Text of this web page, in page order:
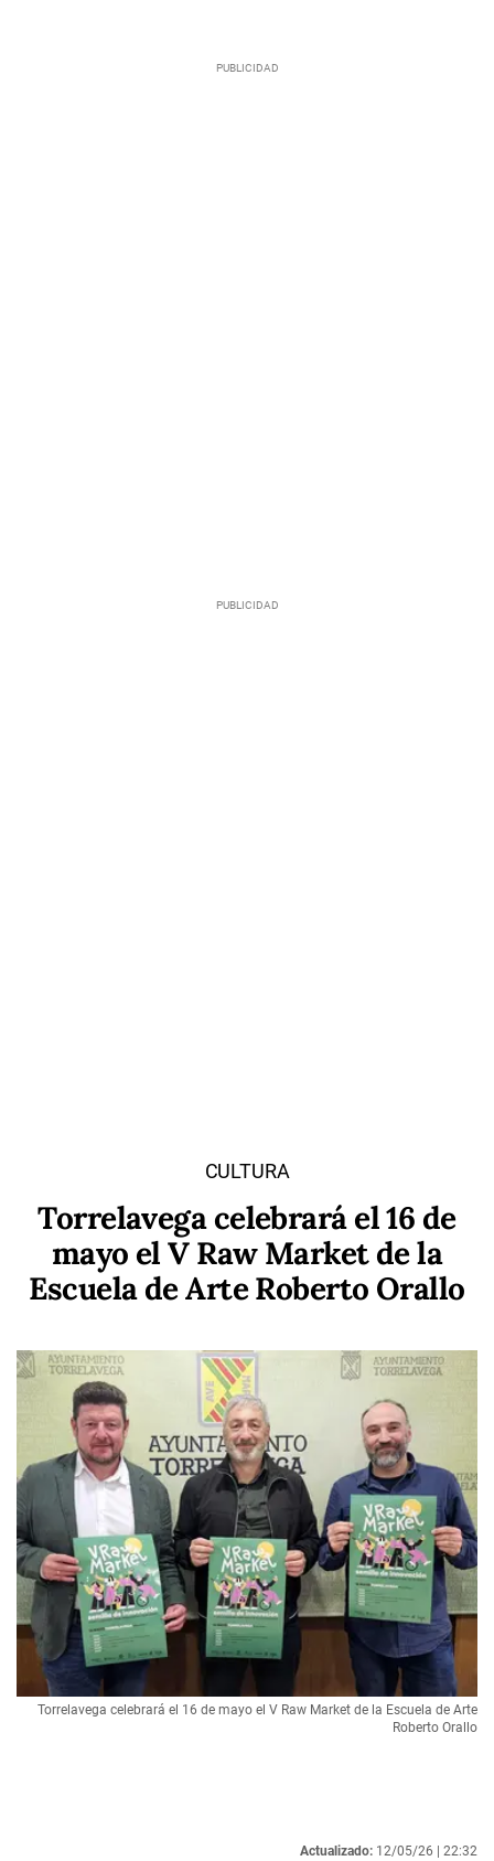
CULTURA
Torrelavega celebrará el 16 de
mayo el V Raw Market de la
Escuela de Arte Roberto Orallo
Torrelavega celebrará el 16 de mayo el V Raw Market de la Escuela de Arte
Roberto Orallo
Actualizado: 12/05/26 | 22:32